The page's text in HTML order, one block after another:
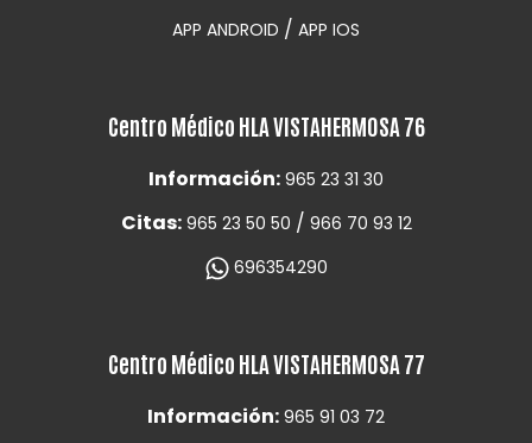
APP ANDROID / APP IOS
Centro Médico HLA VISTAHERMOSA 76
Información: 965 23 31 30
Citas: 965 23 50 50 / 966 70 93 12
696354290
Centro Médico HLA VISTAHERMOSA 77
Información: 965 91 03 72